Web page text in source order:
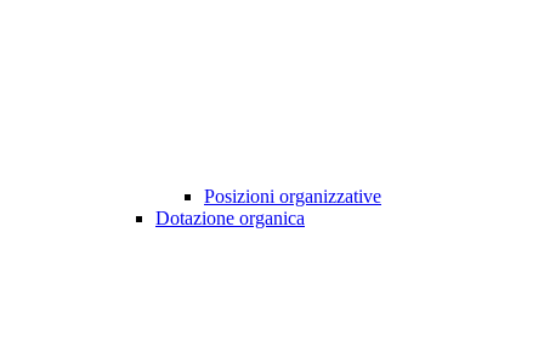
Posizioni organizzative
Dotazione organica